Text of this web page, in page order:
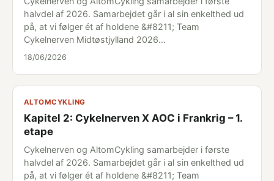
halvdel af 2026. Samarbejdet går i al sin enkelthed ud
på, at vi følger ét af holdene &#8211; Team
Cykelnerven Midtøstjylland 2026…
18/06/2026
ALTOMCYKLING
Kapitel 2: Cykelnerven X AOC i Frankrig – 1.
etape
Cykelnerven og AltomCykling samarbejder i første
halvdel af 2026. Samarbejdet går i al sin enkelthed ud
på, at vi følger ét af holdene &#8211; Team